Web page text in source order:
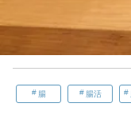
腸 腸活